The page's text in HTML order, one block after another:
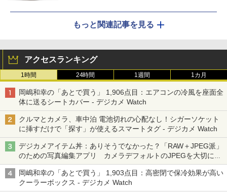
もっと関連記事を見る
アクセスランキング
1時間 24時間 1週間 1カ月
岡嶋和幸の「あとで買う」 1,906点目：エアコンの冷風を座面全
体に送るシートカバー - デジカメ Watch
クルマとカメラ、車中泊 電池切れの心配なし！シガーソケット
に挿すだけで「探す」が使えるスマートタグ - デジカメ Watch
デジカメアイテム丼：ありそうでなかった？「RAW＋JPEG派」
のための写真編集アプリ カメラデフォルトのJPEGを大切にす
る「Filmator」
岡嶋和幸の「あとで買う」 1,903点目：高密閉で保冷効果が高い
クーラーボックス - デジカメ Watch